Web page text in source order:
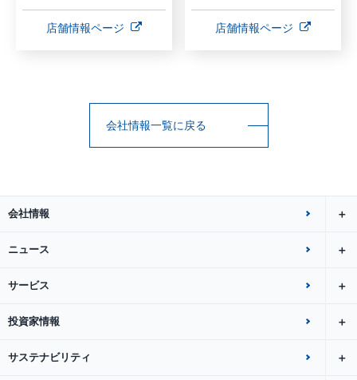
店舗情報ページ 店舗情報ページ
会社情報一覧に戻る
会社情報
ニュース
サービス
投資家情報
サステナビリティ